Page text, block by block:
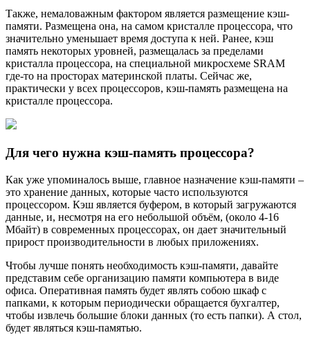
Также, немаловажным фактором является размещение кэш-
памяти. Размещена она, на самом кристалле процессора, что
значительно уменьшает время доступа к ней. Ранее, кэш
память некоторых уровней, размещалась за пределами
кристалла процессора, на специальной микросхеме SRAM
где-то на просторах материнской платы. Сейчас же,
практически у всех процессоров, кэш-память размещена на
кристалле процессора.
Для чего нужна кэш-память процессора?
Как уже упоминалось выше, главное назначение кэш-памяти –
это хранение данных, которые часто используются
процессором. Кэш является буфером, в который загружаются
данные, и, несмотря на его небольшой объём, (около 4-16
Мбайт) в современных процессорах, он дает значительный
прирост производительности в любых приложениях.
Чтобы лучше понять необходимость кэш-памяти, давайте
представим себе организацию памяти компьютера в виде
офиса. Оперативная память будет являть собою шкаф с
папками, к которым периодически обращается бухгалтер,
чтобы извлечь большие блоки данных (то есть папки). А стол,
будет являться кэш-памятью.